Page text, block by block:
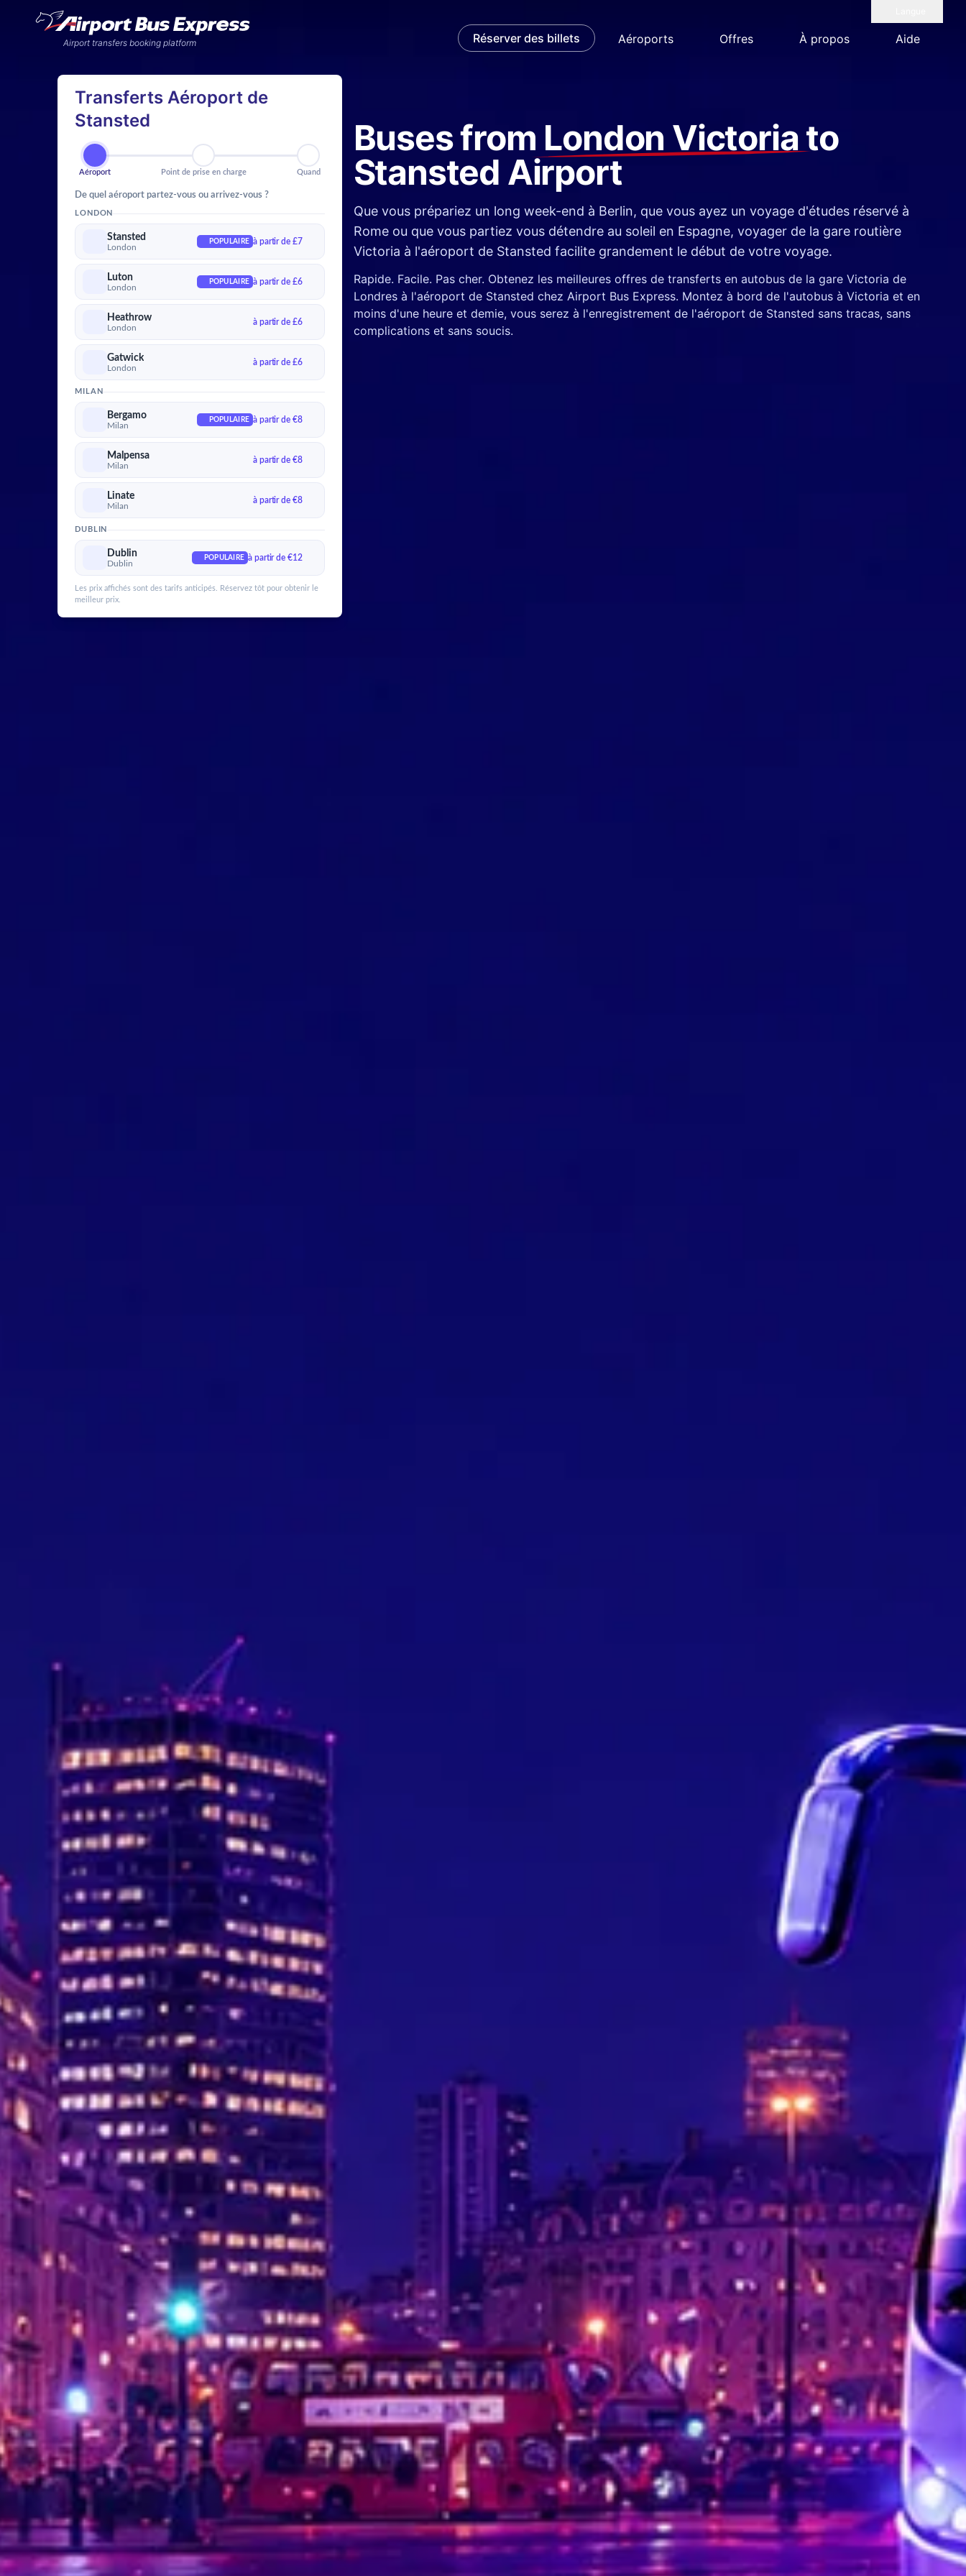
Airport transfers booking platform Réserver des billets Aéroports Offres À propos Aide
Transferts Aéroport de
Stansted
Aéroport
Aéroport
Point de prise en charge
Point de prise en charge
Quand
Quand
De quel aéroport partez-vous ou arrivez-vous ?
LONDON
Stansted
London
POPULAIRE à partir de £7
Luton
London
POPULAIRE à partir de £6
Heathrow
London
à partir de £6
Gatwick
London
à partir de £6
MILAN
Bergamo
Milan
POPULAIRE à partir de €8
Malpensa
Milan
à partir de €8
Linate
Milan
à partir de €8
DUBLIN
Dublin
Dublin
POPULAIRE à partir de €12
Les prix affichés sont des tarifs anticipés. Réservez tôt pour obtenir le
meilleur prix.
Buses from London Victoria to
Stansted Airport
Que vous prépariez un long week-end à Berlin, que vous ayez un voyage d'études réservé à
Rome ou que vous partiez vous détendre au soleil en Espagne, voyager de la gare routière
Victoria à l'aéroport de Stansted facilite grandement le début de votre voyage.
Rapide. Facile. Pas cher. Obtenez les meilleures offres de transferts en autobus de la gare Victoria de
Londres à l'aéroport de Stansted chez Airport Bus Express. Montez à bord de l'autobus à Victoria et en
moins d'une heure et demie, vous serez à l'enregistrement de l'aéroport de Stansted sans tracas, sans
complications et sans soucis.